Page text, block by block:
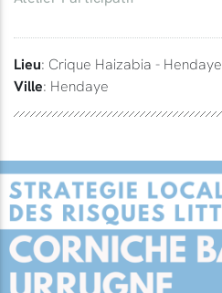
Lieu: Crique Haizabia - Hendaye
Ville: Hendaye